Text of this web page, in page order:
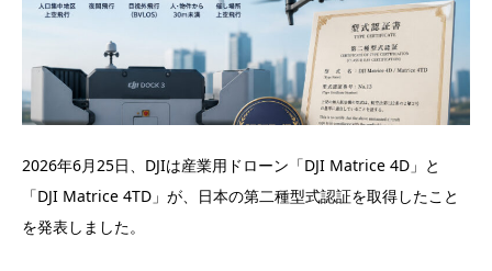
2026年6月25日、DJIは産業用ドローン「DJI Matrice 4D」と
「DJI Matrice 4TD」が、日本の第二種型式認証を取得したこと
を発表しました。